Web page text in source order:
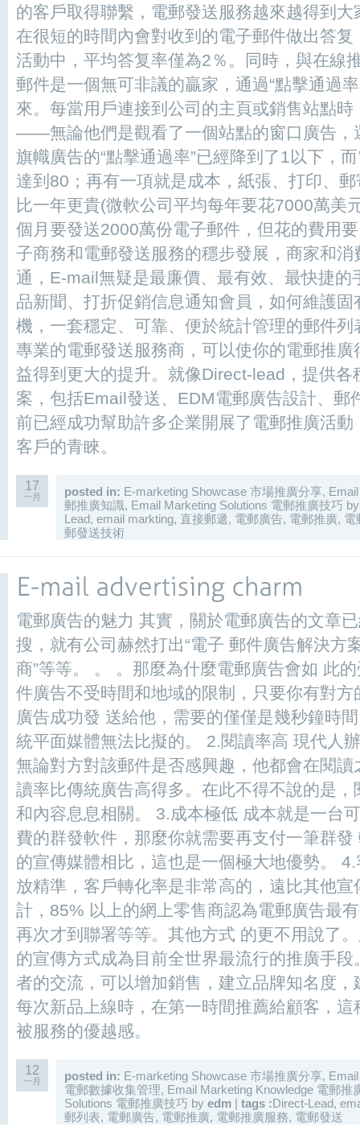
的客戶取得聯繫，電郵發送服務越來越得到
在很短的時間內會對收到的電子郵件做出答
活動中，平均答复率僅為2％。同時，與在線
郵件是一個無可非議的贏家，通過“點擊通過
來。每當用戶連接到公司的主頁或銷售站點
——無論他們是觀看了一個站點的窗口廣告，
旗幟廣告的“點擊通過率”已經降到了1以下，
達到80；再有一項就是成本，紙張、打印、
比一年更貴(微軟公司平均每年要花7000萬美
個月要發送2000萬份電子郵件，但花的費用
子商務和電郵發送服務的穩步發展，商家和
通，E-mail無疑是最廉價、最有效、最快捷的
品新聞、打折促銷信息通知會員，如何維護
機，一套穩定、可靠、便於統計管理的郵件
專業的電郵發送服務商，可以使你的電郵推
益得到更大的提升。就像Direct-lead，提供
案，包括Email發送、EDM電郵廣告設計、郵
前已經成功幫助許多企業開展了電郵推廣活
客戶的青睞。
17
一月 posted in: E-marketing Showcase 市場推廣分享,
郵推廣知識, Email Marketing Solutions 電郵推廣技巧
Lead, email markting, 直接郵遞, 電郵廣告, 電郵推廣, 電
郵發送技術
電郵廣告的魅力 其實，關於電郵廣告的文章
搜，就有公司赫然打出“電子 郵件廣告解決方
商”等等。 。 。那麼為什麼電郵廣告會如 此
件廣告不受時間和地域的限制，只要你有對
廣告成功發 送給他，需要的僅僅是幾秒鐘時
統平面媒體無法比擬的。 2.閱讀率高 現代人
無論對方對該郵件是否感興趣，他都會在閱
讀率比傳統廣告高得多。在此不得不說的是
和內容息息相關。 3.成本極低 成本就是一台
費的群發軟件，那麼你就需要再支付一筆群
的宣傳媒體相比，這也是一個極大地優勢。
放精準，客戶轉化率是非常高的，遠比其他
計，85% 以上的網上零售商認為電郵廣告最
再次才到聯署等等。其他方式 的更不用說了
的宣傳方式成為目前全世界最流行的推廣手
者的交流，可以增加銷售，建立品牌知名度
每次新品上線時，在第一時間推薦給顧客，
被服務的優越感。
12
一月 posted in: E-marketing Showcase 市場推廣分享,
電郵數據收集管理, Email Marketing Knowledge 電郵推
Solutions 電郵推廣技巧 by edm tags :Direct-Lead,
郵列表, 電郵廣告, 電郵推廣, 電郵推廣服務, 電郵發送